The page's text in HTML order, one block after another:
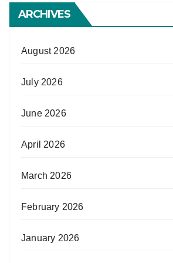
ARCHIVES
August 2026
July 2026
June 2026
April 2026
March 2026
February 2026
January 2026